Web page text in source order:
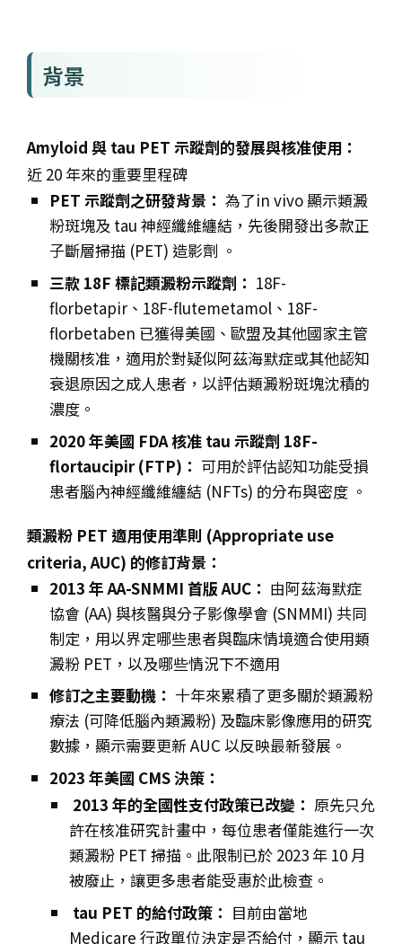
背景
Amyloid 與 tau PET 示蹤劑的發展與核准使用：
近 20 年來的重要里程碑
PET 示蹤劑之研發背景： 為了in vivo 顯示類澱
粉斑塊及 tau 神經纖維纏結，先後開發出多款正
子斷層掃描 (PET) 造影劑 。
三款 18F 標記類澱粉示蹤劑： 18F-
florbetapir、18F-flutemetamol、18F-
florbetaben 已獲得美國、歐盟及其他國家主管
機關核准，適用於對疑似阿茲海默症或其他認知
衰退原因之成人患者，以評估類澱粉斑塊沈積的
濃度。
2020 年美國 FDA 核准 tau 示蹤劑 18F-
flortaucipir (FTP)： 可用於評估認知功能受損
患者腦內神經纖維纏結 (NFTs) 的分布與密度 。
類澱粉 PET 適用使用準則 (Appropriate use
criteria, AUC) 的修訂背景：
2013 年 AA-SNMMI 首版 AUC： 由阿茲海默症
協會 (AA) 與核醫與分子影像學會 (SNMMI) 共同
制定，用以界定哪些患者與臨床情境適合使用類
澱粉 PET，以及哪些情況下不適用
修訂之主要動機： 十年來累積了更多關於類澱粉
療法 (可降低腦內類澱粉) 及臨床影像應用的研究
數據，顯示需要更新 AUC 以反映最新發展。
2023 年美國 CMS 決策：
2013 年的全國性支付政策已改變： 原先只允
許在核准研究計畫中，每位患者僅能進行一次
類澱粉 PET 掃描。此限制已於 2023 年 10 月
被廢止，讓更多患者能受惠於此檢查。
tau PET 的給付政策： 目前由當地
Medicare 行政單位決定是否給付，顯示 tau